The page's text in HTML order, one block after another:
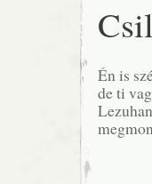
Én is
de ti